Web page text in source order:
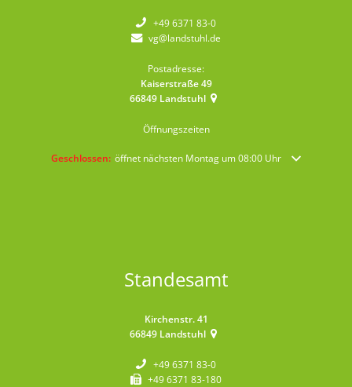
+49 6371 83-0
vg@landstuhl.de
Postadresse:
Kaiserstraße 49
66849 Landstuhl
Öffnungszeiten
Klicken, um weitere Öffnungs- oder Schließzeiten auszublenden
Geschlossen: öffnet nächsten Montag um 08:00 Uhr
Standesamt
Kirchenstr. 41
66849 Landstuhl
+49 6371 83-0
+49 6371 83-180